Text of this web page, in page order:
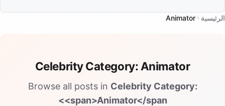
الرئيسية Animator
Celebrity Category: Animator
Browse all posts in Celebrity Category:
<span>Animator</span>